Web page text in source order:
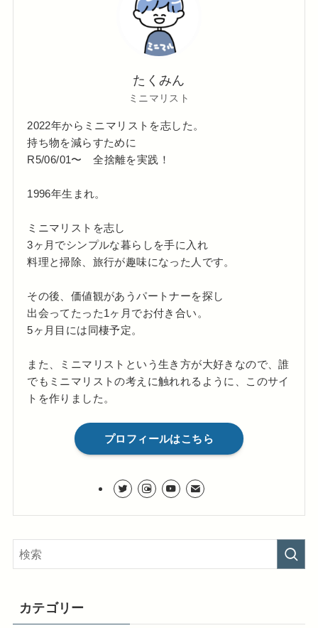
たくみん
ミニマリスト
2022年からミニマリストを志した。
持ち物を減らすために
R5/06/01〜 全捨離を実践！
1996年生まれ。
ミニマリストを志し
3ヶ月でシンプルな暮らしを手に入れ
料理と掃除、旅行が趣味になった人です。
その後、価値観があうパートナーを探し
出会ってたった1ヶ月でお付き合い。
5ヶ月目には同棲予定。
また、ミニマリストという生き方が大好きなので、誰
でもミニマリストの考えに触れれるように、このサイ
トを作りました。
プロフィールはこちら
カテゴリー